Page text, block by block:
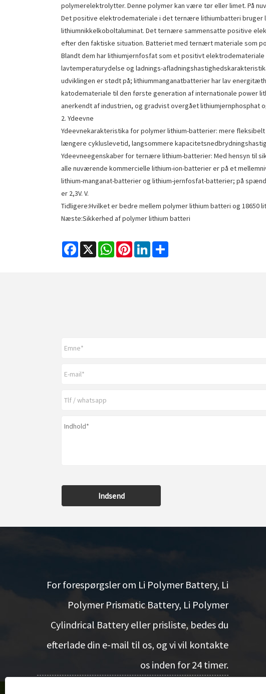
polymerelektrolytter. Denne polymer kan være tør eller limet. På
Det positive elektrodemateriale i det ternære lithiumbatteri
lithiumnikkelkoboltaluminat. Det ternære sammensatte positive
efter den faktiske situation. Batteriet med ternært materiale som
Blandt dem har lithiumjernfosfat som et positivt
lavtemperaturydelse og ladnings-
udviklingen er stødt på; lithiummanganatbatterier har lav
katodemateriale til den første generation af internationale power
anerkendt af industrien, og gradvist overgået lithiumjernphosphat
2. Ydeevne
Ydeevnekarakteristika for polymer lithium-batterier: mere
længere cykluslevetid, langsommere
Ydeevneegenskaber for ternære lithium-batterier: Med hensyn til
alle nuværende kommercielle lithium-ion-batterier er på et
lithium-manganat-batterier og lithium-jernfosfat-batterier; på
er 2,3V. V.
Tidligere:Hvilket er bedre mellem polymer lithium batteri og 18650
Næste:Sikkerhed af polymer lithium batteri
Facebook
X WhatsAppPinterestLinkedIn
Indsend
For forespørgsler om Li Polymer Battery, Li
Polymer Prismatic Battery, Li Polymer
Cylindrical Battery eller prisliste, bedes du
efterlade din e-mail til os, og vi vil kontakte
os inden for 24 timer.